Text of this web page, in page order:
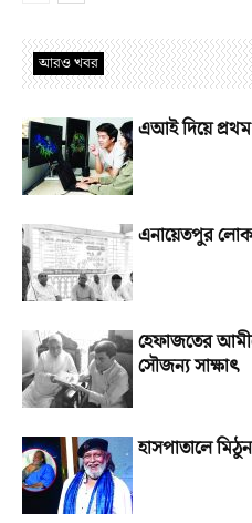
আরও খবর
এআই দিয়ে প্রথম
এনায়েতপুর
হেফাজতের
সৌজন্য সাক্ষাৎ
হাসপাতালে মিঠুন